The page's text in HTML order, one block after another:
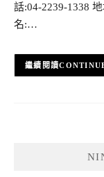
話:04-2239-1338
名:…